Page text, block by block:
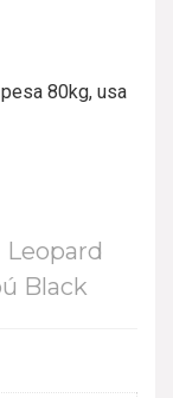
80kg, usa
Leopard
Black